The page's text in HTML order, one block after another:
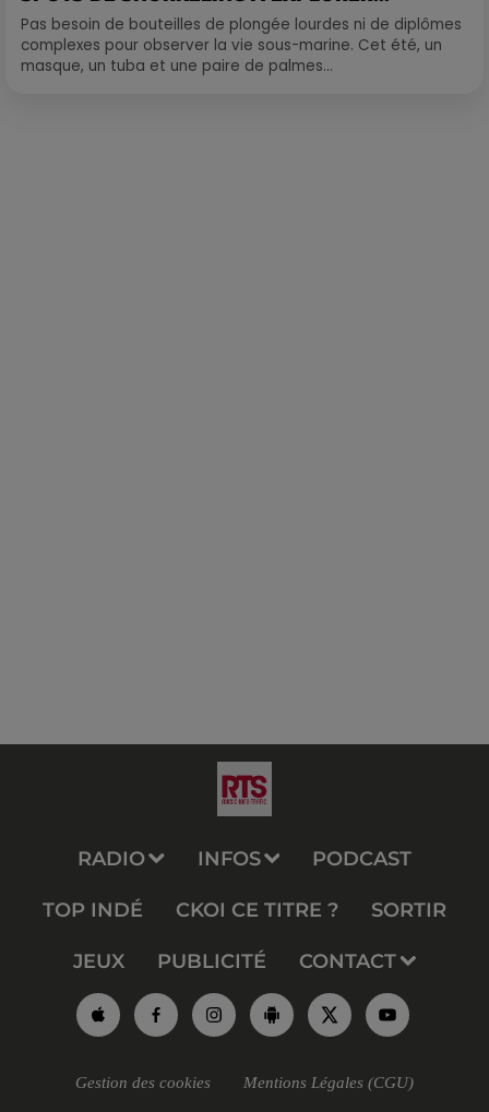
Pas besoin de bouteilles de plongée lourdes ni de diplômes
complexes pour observer la vie sous-marine. Cet été, un
masque, un tuba et une paire de palmes...
RADIO INFOS PODCAST
TOP INDÉ CKOI CE TITRE ? SORTIR
JEUX PUBLICITÉ CONTACT
Gestion des cookies Mentions Légales (CGU)